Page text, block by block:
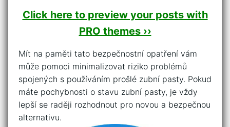
Click here to preview your posts with
PRO themes ››
Mít na paměti tato ⁣bezpečnostní opatření vám
může pomoci ‌minimalizovat ‌riziko problémů
spojených ⁤s používáním prošlé zubní pasty. ‍Pokud
⁢máte pochybnosti o stavu zubní pasty, je vždy
lepší se raději⁢ rozhodnout⁢ pro novou a bezpečnou
alternativu.